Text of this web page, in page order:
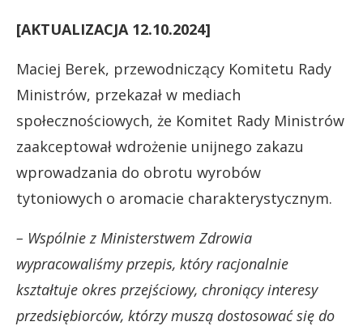
[AKTUALIZACJA 12.10.2024]
Maciej Berek, przewodniczący Komitetu Rady
Ministrów, przekazał w mediach
społecznościowych, że Komitet Rady Ministrów
zaakceptował wdrożenie unijnego zakazu
wprowadzania do obrotu wyrobów
tytoniowych o aromacie charakterystycznym.
– Wspólnie z Ministerstwem Zdrowia
wypracowaliśmy przepis, który racjonalnie
kształtuje okres przejściowy, chroniący interesy
przedsiębiorców, którzy muszą dostosować się do